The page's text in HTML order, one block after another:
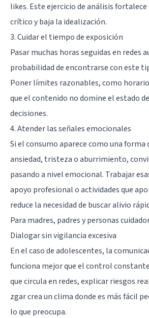
likes. Este ejercicio de análisis
crítico y baja la idealización.
3. Cuidar el tiempo de exposición
Pasar muchas horas seguidas en redes
probabilidad de encontrarse con este
Poner límites razonables, como
que el contenido no domine el estado
decisiones.
4. Atender las señales emocionales
Si el consumo aparece como una forma
ansiedad, tristeza o aburrimiento,
pasando a nivel emocional. Trabajar
apoyo profesional o actividades que
reduce la necesidad de buscar alivio
Para madres, padres y personas
Dialogar sin vigilancia excesiva
En el caso de adolescentes, la
funciona mejor que el control
que circula en redes, explicar riesgos
zgar crea un clima donde es más fácil
lo que preocupa.